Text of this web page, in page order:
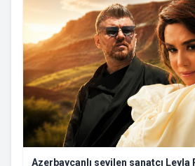
Azerbaycanlı sevilen sanatçı Leyla